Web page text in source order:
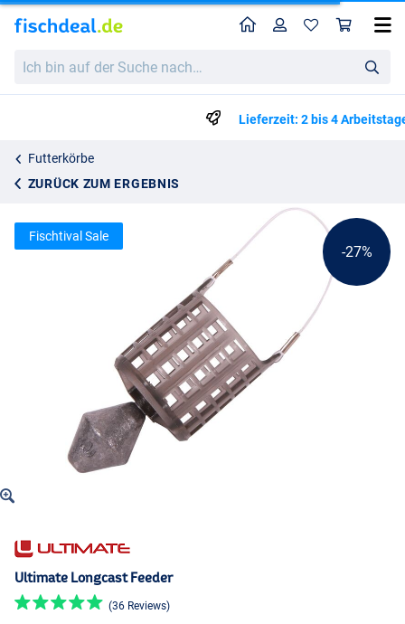
bin
HomeProfil
Lieferzeit: 2 bis 4 Arbeitstage
Futterkörbe
ZURÜCK ZUM ERGEBNIS
Ultimate Longcast Feeder
1.95
-27%
Fischtival Sale
Ultimate Longcast Feeder
(36 Reviews)